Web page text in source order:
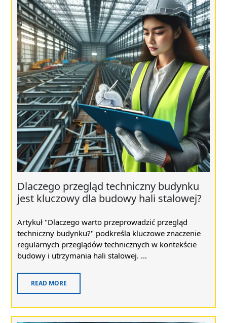
Dlaczego przegląd techniczny budynku
jest kluczowy dla budowy hali stalowej?
Artykuł "Dlaczego warto przeprowadzić przegląd
techniczny budynku?" podkreśla kluczowe znaczenie
regularnych przeglądów technicznych w kontekście
budowy i utrzymania hali stalowej. ...
READ MORE